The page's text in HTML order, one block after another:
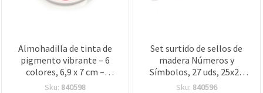
Almohadilla de tinta de
pigmento vibrante – 6
colores, 6,9 x 7 cm –
perfecta para sellos,
Sku: 840598
Set surtido de sellos de
madera Números y
Símbolos, 27 uds, 25x25
mm, con 2 almohadillas
Sku: 840596